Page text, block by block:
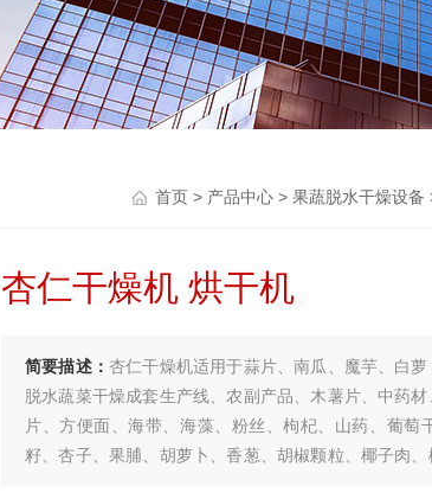
首页 > 产品中心 > 果蔬脱水干燥设备
杏仁干燥机 烘干机
简要描述： 杏仁干燥机适用于蒜片、南瓜、魔芋、白
脱水蔬菜干燥成套生产线、农副产品、木薯片、中药
片、方便面、海带、海藻、粉丝、枸杞、山药、葡
籽、杏子、果脯、胡萝卜、香葱、胡椒颗粒、椰子肉